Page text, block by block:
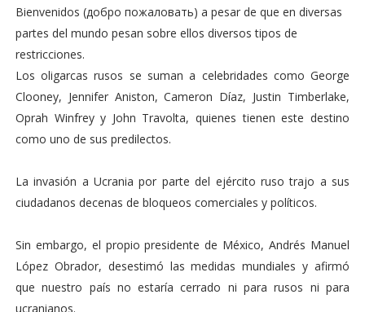
Bienvenidos (добро пожаловать) a pesar de que en diversas
partes del mundo pesan sobre ellos diversos tipos de
restricciones.
Los oligarcas rusos se suman a celebridades como George
Clooney, Jennifer Aniston, Cameron Díaz, Justin Timberlake,
Oprah Winfrey y John Travolta, quienes tienen este destino
como uno de sus predilectos.
La invasión a Ucrania por parte del ejército ruso trajo a sus
ciudadanos decenas de bloqueos comerciales y políticos.
Sin embargo, el propio presidente de México, Andrés Manuel
López Obrador, desestimó las medidas mundiales y afirmó
que nuestro país no estaría cerrado ni para rusos ni para
ucranianos.